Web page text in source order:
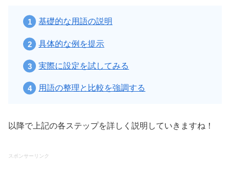
基礎的な用語の説明
具体的な例を提示
実際に設定を試してみる
用語の整理と比較を強調する
以降で上記の各ステップを詳しく説明していきますね！
スポンサーリンク